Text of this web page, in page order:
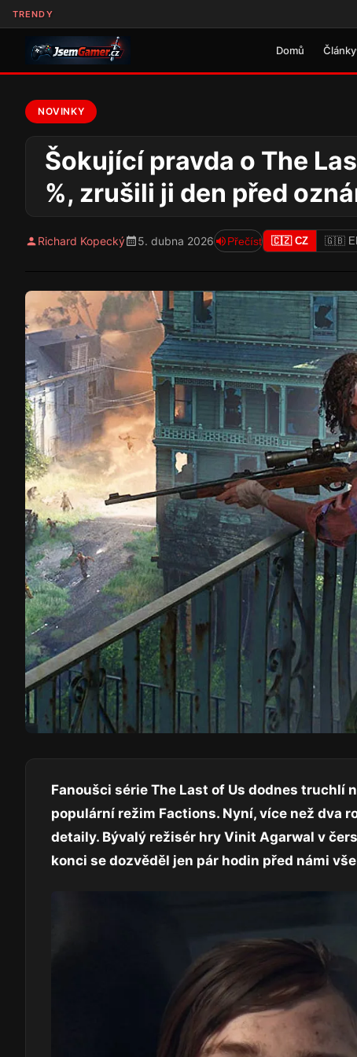
TRENDY
Domů Články
NOVINKY
Šokující pravda o The
%, zrušili ji den před
Richard Kopecký 5. dubna 2026 Přečíst 🇨🇿 CZ 🇬🇧
Fanoušci série The Last of Us dodnes
populární režim Factions. Nyní, více než dva
detaily. Bývalý režisér hry Vinit Agarwal v
konci se dozvěděl jen pár hodin před námi